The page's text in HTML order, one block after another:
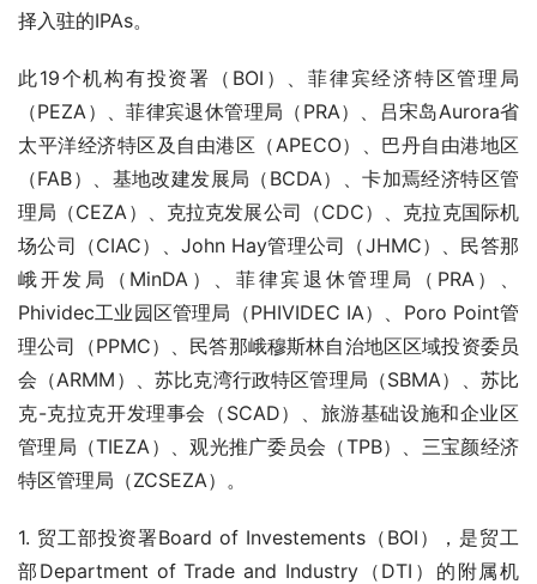
择入驻的IPAs。
此19个机构有投资署（BOI）、菲律宾经济特区管理局
（PEZA）、菲律宾退休管理局（PRA）、吕宋岛Aurora省
太平洋经济特区及自由港区（APECO）、巴丹自由港地区
（FAB）、基地改建发展局（BCDA）、卡加焉经济特区管
理局（CEZA）、克拉克发展公司（CDC）、克拉克国际机
场公司（CIAC）、John Hay管理公司（JHMC）、民答那
峨开发局（MinDA）、菲律宾退休管理局（PRA）、
Phividec工业园区管理局（PHIVIDEC IA）、Poro Point管
理公司（PPMC）、民答那峨穆斯林自治地区区域投资委员
会（ARMM）、苏比克湾行政特区管理局（SBMA）、苏比
克-克拉克开发理事会（SCAD）、旅游基础设施和企业区
管理局（TIEZA）、观光推广委员会（TPB）、三宝颜经济
特区管理局（ZCSEZA）。
1. 贸工部投资署Board of Investements（BOI），是贸工
部Department of Trade and Industry（DTI）的附属机